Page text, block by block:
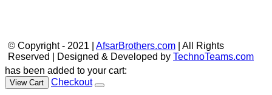
© Copyright - 2021 | AfsarBrothers.com | All Rights
Reserved | Designed & Developed by TechnoTeams.com
has been added to your cart:
View Cart Checkout